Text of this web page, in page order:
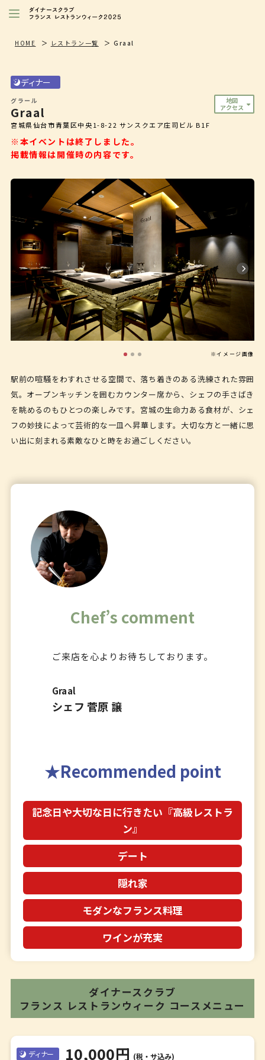
レストランを探す
特別イベント/キャンペーン
ニュース
店舗/プレス向け
HOME レストラン一覧 Graal
Graal
グラール
宮城県仙台市青葉区中央1-8-22 サンスクエア庄司ビル B1F
※本イベントは終了しました。
掲載情報は開催時の内容です。
ディナー
地図
アクセス
※イメージ画像
駅前の喧騒をわすれさせる空間で、落ち着きのある洗練された雰囲
気。オープンキッチンを囲むカウンター席から、シェフの手さばき
を眺めるのもひとつの楽しみです。宮城の生命力ある食材が、シェ
フの妙技によって芸術的な一皿へ昇華します。大切な方と一緒に思
い出に刻まれる素敵なひと時をお過ごしください。
Chef’s comment
ご来店を心よりお待ちしております。
Graal
シェフ 菅原 譲
Recommended point
記念日や大切な日に行きたい『高級レストラ
ン』
デート
隠れ家
モダンなフランス料理
ワインが充実
ダイナースクラブ
フランス レストランウィーク コースメニュー
ディナー 10,000円 (税・サ込み)